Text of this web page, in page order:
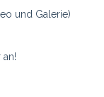
und Galerie)